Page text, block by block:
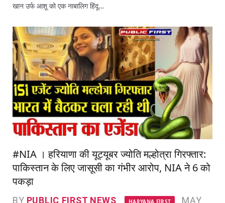
खान उर्फ आशू को एक नाबालिग हिंदू…
#NIA । हरियाणा की यूट्यूबर ज्योति मल्होत्रा गिरफ्तार:
पाकिस्तान के लिए जासूसी का गंभीर आरोप, NIA ने 6 को
पकड़ा
BY PUBLIC FIRST NEWS
MAY